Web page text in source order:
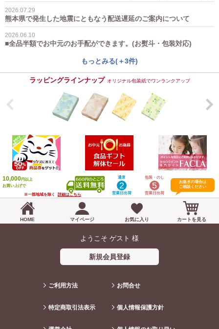
2026.07.29
熊本県で発生した地震にともなう配送遅延のご案内について
2026.06.10
■全品半額でお中元のお手配ができます。(お熨斗・包装対応)
もっとみる(＋3件)
ラッピングラインナップ オリジナル包装紙でワンランクアップ
10,000円以上
お買い上げで
※一部地域を除く
詳細はこちら
通常
2
営業日出荷
包装・のし
5
営業日出荷
お急ぎの場合は
ご相談ください
HOME マイページ お気に入り カートを見る
ようこそ ゲスト 様
新規会員登録
ご利用方法 お問合せ
特定商取引法表示 個人情報保護方針